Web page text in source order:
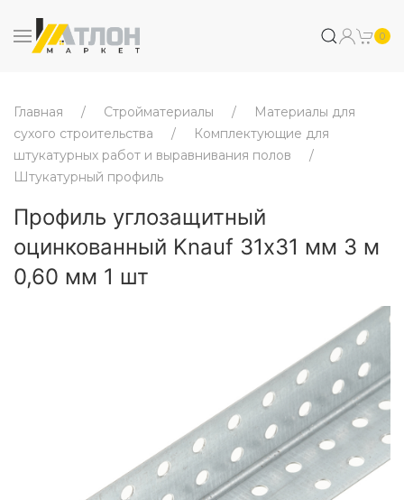
0
Главная Стройматериалы
Материалы для
сухого строительства
Комплектующие для
штукатурных работ и выравнивания полов
Штукатурный профиль
Профиль углозащитный
оцинкованный Knauf 31х31 мм 3 м
0,60 мм 1 шт